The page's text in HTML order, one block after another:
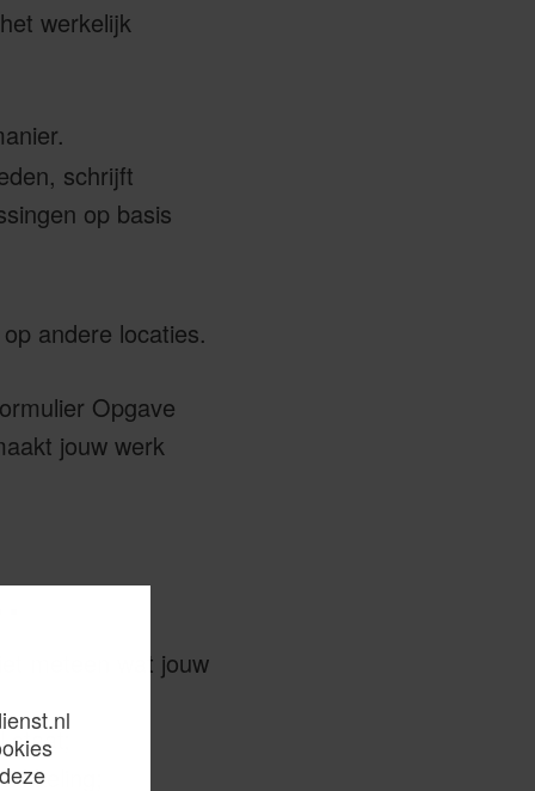
werkelijk
schrijft
op basis
andere locaties.
Opgave
jouw werk
meteen wat jouw
staat;